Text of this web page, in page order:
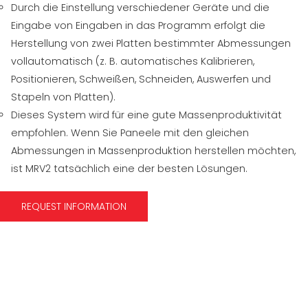
Durch die Einstellung verschiedener Geräte und die
Eingabe von Eingaben in das Programm erfolgt die
Herstellung von zwei Platten bestimmter Abmessungen
vollautomatisch (z. B. automatisches Kalibrieren,
Positionieren, Schweißen, Schneiden, Auswerfen und
Stapeln von Platten).
Dieses System wird für eine gute Massenproduktivität
empfohlen. Wenn Sie Paneele mit den gleichen
Abmessungen in Massenproduktion herstellen möchten,
ist MRV2 tatsächlich eine der besten Lösungen.
REQUEST INFORMATION